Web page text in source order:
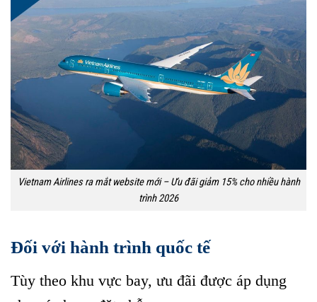
Vietnam Airlines ra mắt website mới – Ưu đãi giảm 15% cho nhiều hành
trình 2026
Đối với hành trình quốc tế
Tùy theo khu vực bay, ưu đãi được áp dụng